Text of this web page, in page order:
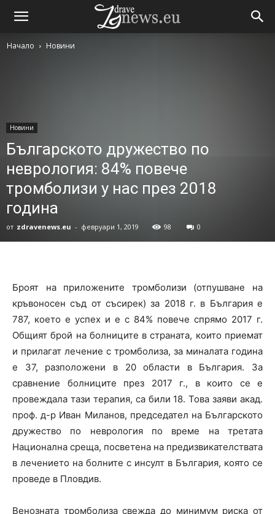
Начало Новини
Новини
Българското дружество по
неврология: 84% повече
тромболизи у нас през 2018
година
от zdravenews.eu - февруари 1, 2019 98 0
Броят на приложените тромболизи (отпушване на
кръвоносен съд от съсирек) за 2018 г. в България е
787, което е успех и е с 84% повече спрямо 2017 г.
Общият брой на болниците в страната, които приемат
и прилагат лечение с тромболиза, за миналата година
е 37, разположени в 20 области в България. За
сравнение болниците през 2017 г., в които се е
провеждала тази терапия, са били 18. Това заяви акад.
проф. д-р Иван Миланов, председател на Българското
дружество по неврология по време на третата
Национална среща, посветена на предизвикателствата
в лечението на болните с инсулт в България, която се
проведе в Пловдив.
Венозната тромболиза свежда до минимум риска от